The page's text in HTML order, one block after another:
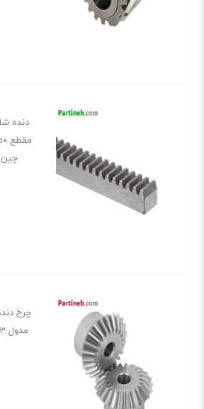
چین (شاخه دو متری)